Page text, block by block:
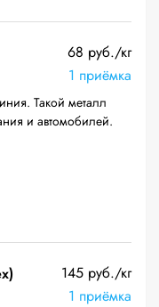
68 руб./кг
1 приёмка
Такой металл
и автомобилей.
145 руб./кг
1 приёмка